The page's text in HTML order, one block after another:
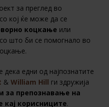
за преглед во
кој ќе може да се
коцкање или
што би се помогнало во
едни од најпознатите
& William Hill ги здружија
за препознавање на
корисниците.